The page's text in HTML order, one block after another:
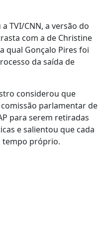
TVI/CNN, a versão do
com a de Christine
qual Gonçalo Pires foi
da saída de
considerou que
parlamentar de
para serem retiradas
e salientou que cada
tempo próprio.